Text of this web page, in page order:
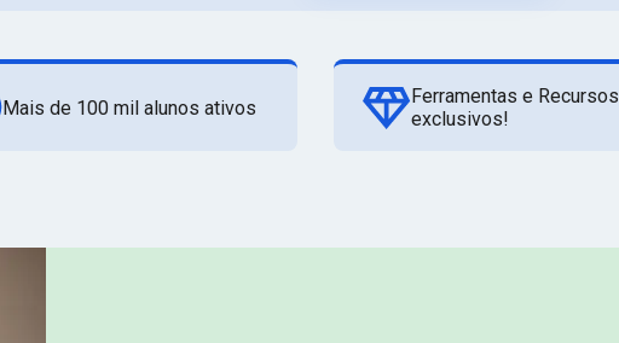
Mais de 100 mil alunos ativos
Ferramentas e Recursos
exclusivos!